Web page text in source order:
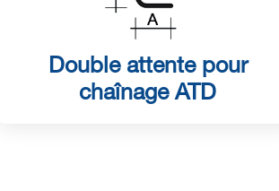
Double attente pour
chaînage ATD